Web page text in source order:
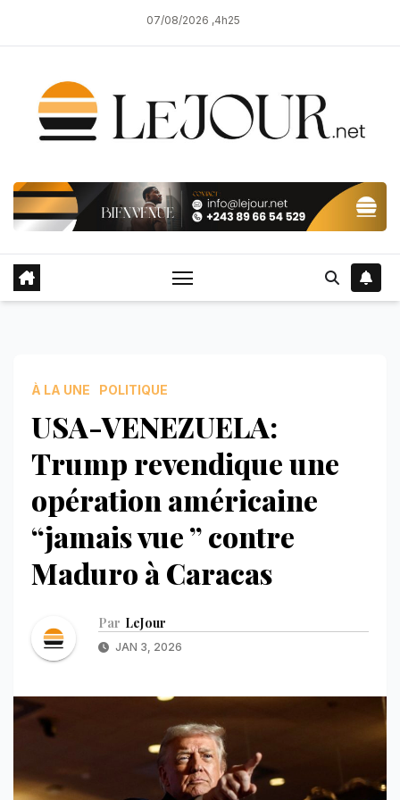
07/08/2026 ,4h25
À LA UNE POLITIQUE
USA-VENEZUELA:
Trump revendique une
opération américaine
“jamais vue ” contre
Maduro à Caracas
Par LeJour
JAN 3, 2026